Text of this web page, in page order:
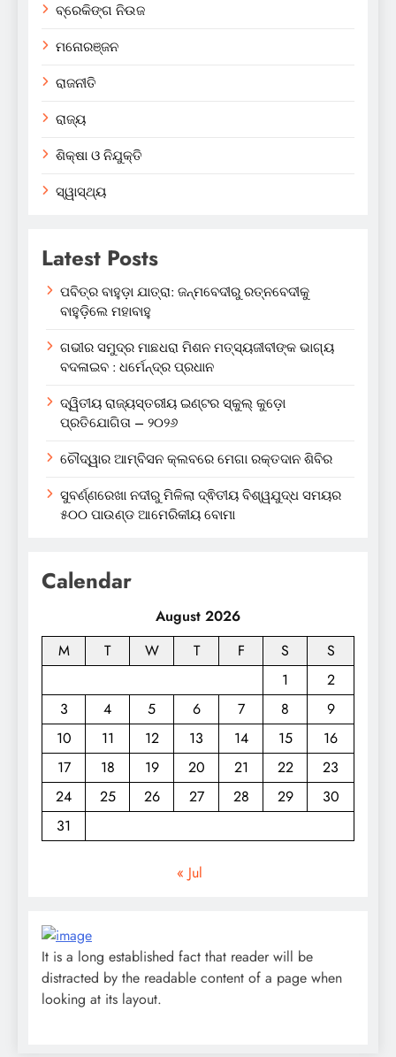
ବ୍ରେକିଙ୍ଗ ନିଉଜ
ମନୋରଞ୍ଜନ
ରାଜନୀତି
ରାଜ୍ୟ
ଶିକ୍ଷା ଓ ନିଯୁକ୍ତି
ସ୍ୱାସ୍ଥ୍ୟ
Latest Posts
ପବିତ୍ର ବାହୁଡ଼ା ଯାତ୍ରା: ଜନ୍ମବେଦୀରୁ ରତ୍ନବେଦୀକୁ
ବାହୁଡ଼ିଲେ ମହାବାହୁ
ଗଭୀର ସମୁଦ୍ର ମାଛଧରା ମିଶନ ମତ୍ସ୍ୟଜୀବୀଙ୍କ ଭାଗ୍ୟ
ବଦଳାଇବ : ଧର୍ମେନ୍ଦ୍ର ପ୍ରଧାନ
ଦ୍ୱିତୀୟ ରାଜ୍ୟସ୍ତରୀୟ ଇଣ୍ଟର ସ୍କୁଲ୍ କୁଡ଼ୋ
ପ୍ରତିଯୋଗିତା – ୨୦୨୬
ଚୌଦ୍ୱାର ଆମ୍ବିସନ କ୍ଲବରେ ମେଗା ରକ୍ତଦାନ ଶିବିର
ସୁବର୍ଣ୍ଣରେଖା ନଦୀରୁ ମିଳିଲା ଦ୍ଵିତୀୟ ବିଶ୍ୱଯୁଦ୍ଧ ସମୟର
୫୦୦ ପାଉଣ୍ଡ ଆମେରିକୀୟ ବୋମା
Calendar
August 2026
M
T W T F S
S
1
2
3
4 5 6 7 8
9
10
11 12 13 14 15
16
17
18 19 20 21 22
23
24
25 26 27 28 29
30
31
« Jul
It is a long established fact that reader will be
distracted by the readable content of a page when
looking at its layout.